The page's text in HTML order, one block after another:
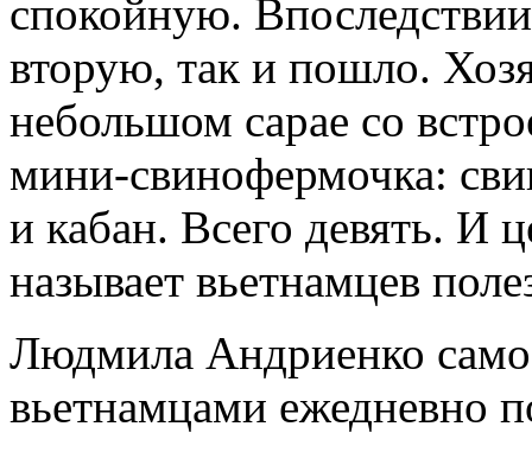
спокойную.
вторую, так и пошло.
небольшом сарае со
мини-свинофермочка:
и кабан. Всего девять. И
называет вьетнамцев
Людмила Андриенко
вьетнамцами ежедневно